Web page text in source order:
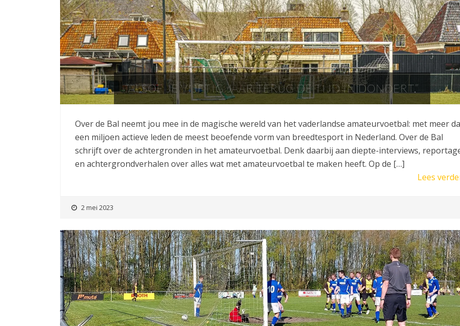
“ALSOF JE VIJFTIG JAAR TERUG DE TIJD IN DONDERT.”
Over de Bal neemt jou mee in de magische wereld van het vaderlandse amateurvoetbal: met meer
een miljoen actieve leden de meest beoefende vorm van breedtesport in Nederland. Over de Bal
schrijft over de achtergronden in het amateurvoetbal. Denk daarbij aan diepte-interviews,
en achtergrondverhalen over alles wat met amateurvoetbal te maken heeft. Op de […]
Lees
2 mei 2023